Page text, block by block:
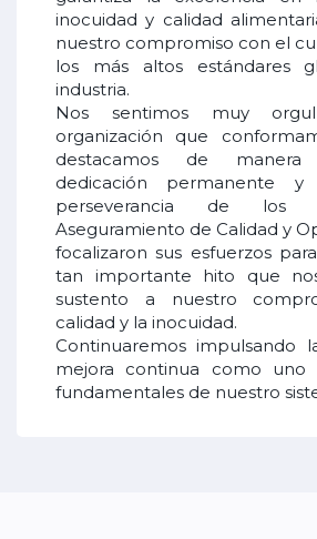
inocuidad y calidad
nuestro compromiso con el
los más altos estándares
industria.
Nos sentimos muy
organización que
destacamos de
dedicación permanente
perseverancia de los
Aseguramiento de Calidad y
focalizaron sus esfuerzos
tan importante hito que
sustento a nuestro
calidad y la inocuidad.
Continuaremos impulsando
mejora continua como uno
fundamentales de nuestro